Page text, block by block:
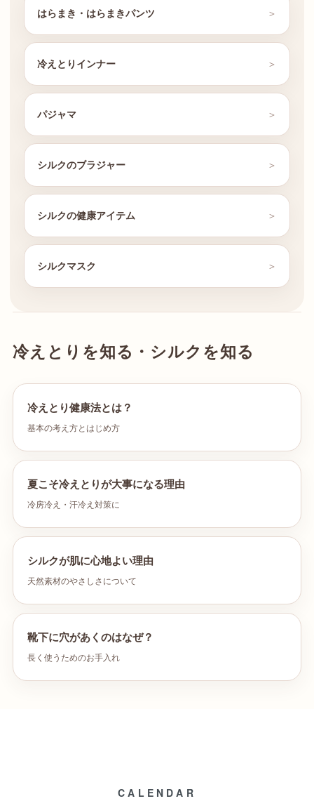
はらまき・はらまきパンツ
冷えとりインナー
パジャマ
シルクのブラジャー
シルクの健康アイテム
シルクマスク
冷えとりを知る・シルクを知る
冷えとり健康法とは？
基本の考え方とはじめ方
夏こそ冷えとりが大事になる理由
冷房冷え・汗冷え対策に
シルクが肌に心地よい理由
天然素材のやさしさについて
靴下に穴があくのはなぜ？
長く使うためのお手入れ
CALENDAR